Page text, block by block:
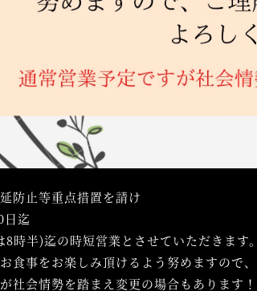
防止等重点措置を請け
日迄
時半)迄の時短営業とさせていただきます。
食事をお楽しみ頂けるよう努めますので
社会情勢を踏まえ変更の場合もあります！